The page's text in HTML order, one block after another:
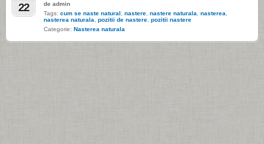
22
de admin
Tags: cum se naste natural nastere nastere naturala nasterea
nasterea naturala
pozitii de nastere pozitii nastere
Categorie: Nasterea naturala